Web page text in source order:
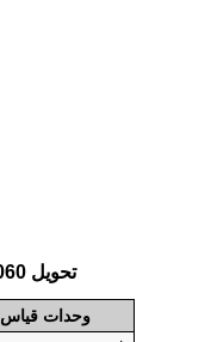
تحويل 4060 in إلى الطول الشائعة
وحدات قياس